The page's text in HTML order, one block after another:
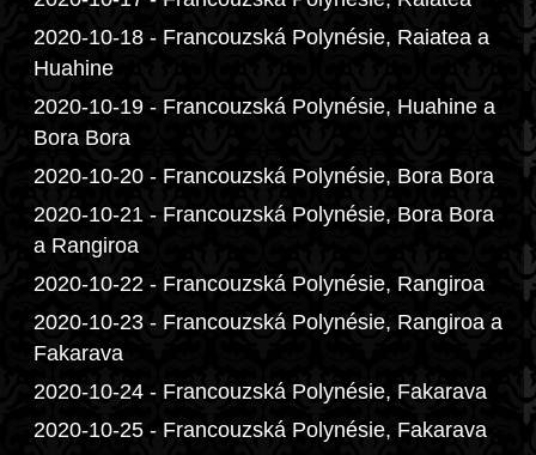
2020-10-18 - Francouzská Polynésie, Raiatea a
Huahine
2020-10-19 - Francouzská Polynésie, Huahine a
Bora Bora
2020-10-20 - Francouzská Polynésie, Bora Bora
2020-10-21 - Francouzská Polynésie, Bora Bora
a Rangiroa
2020-10-22 - Francouzská Polynésie, Rangiroa
2020-10-23 - Francouzská Polynésie, Rangiroa a
Fakarava
2020-10-24 - Francouzská Polynésie, Fakarava
2020-10-25 - Francouzská Polynésie, Fakarava